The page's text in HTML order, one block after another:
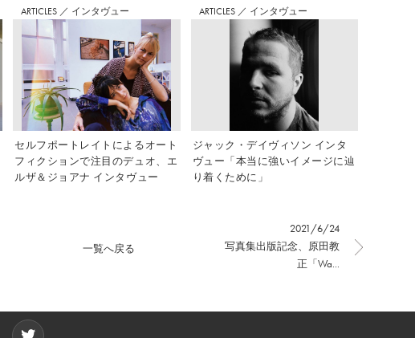
ARTICLES ／ インタヴュー
セルフポートレイトによるオート
フィクションで注目のデュオ、エ
ルザ＆ジョアナ インタヴュー
ARTICLES ／ インタヴュー
ジャック・デイヴィソン インタ
ヴュー「本当に強いイメージに辿
り着くために」
2021/6/24
写真集出版記念、原田教
正「Wa...
一覧へ戻る